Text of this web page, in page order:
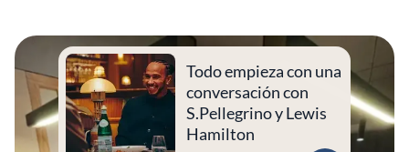
Todo empieza con una
conversación con
S.Pellegrino y Lewis
Hamilton